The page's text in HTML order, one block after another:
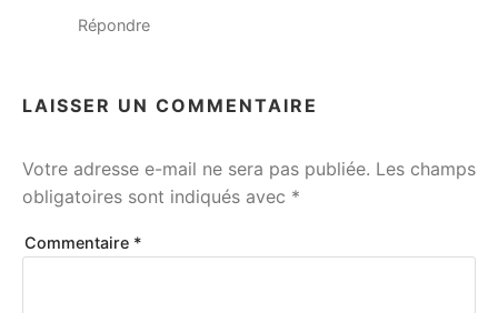
Répondre
LAISSER UN COMMENTAIRE
Votre adresse e-mail ne sera pas publiée. Les champs
obligatoires sont indiqués avec *
Commentaire *